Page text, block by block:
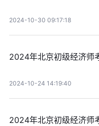
2024-10-30 09:17:18
2024年北京初级经济师
2024-10-24 14:19:40
2024年北京初级经济师